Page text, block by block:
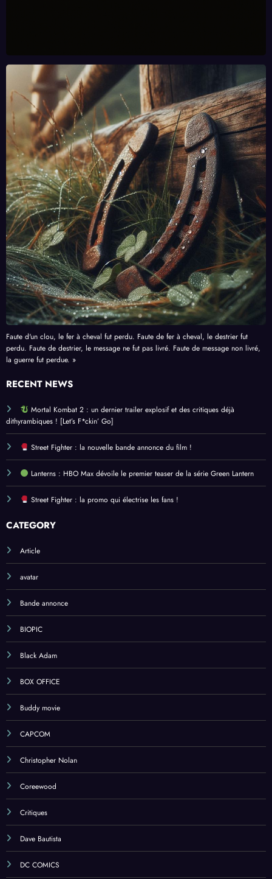
Faute d'un clou, le fer à cheval fut perdu. Faute de fer à cheval, le destrier fut
perdu. Faute de destrier, le message ne fut pas livré. Faute de message non livré,
la guerre fut perdue. »
RECENT NEWS
Mortal Kombat 2 : un dernier trailer explosif et des critiques déjà
dithyrambiques ! [Let’s F*ckin’ Go]
Street Fighter : la nouvelle bande annonce du film !
Lanterns : HBO Max dévoile le premier teaser de la série Green Lantern
Street Fighter : la promo qui électrise les fans !
CATEGORY
Article
avatar
Bande annonce
BIOPIC
Black Adam
BOX OFFICE
Buddy movie
CAPCOM
Christopher Nolan
Coreewood
Critiques
Dave Bautista
DC COMICS